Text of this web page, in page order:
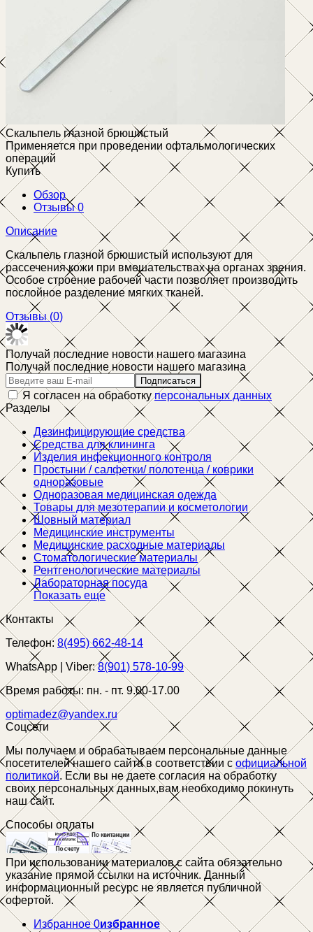
Скальпель глазной брюшистый
Применяется при проведении офтальмологических
операций
Купить
Обзор
Отзывы0
Описание
Скальпель глазной брюшистый используют для
рассечения кожи при вмешательствах на органах зрения.
Особое строение рабочей части позволяет производить
послойное разделение мягких тканей.
Отзывы (0)
Получай последние новости нашего магазина
Получай последние новости нашего магазина
Подписаться
Я согласен на обработкуперсональных данных
Разделы
Дезинфицирующие средства
Средства для клининга
Изделия инфекционного контроля
Простыни / салфетки/ полотенца / коврики
одноразовые
Одноразовая медицинская одежда
Товары для мезотерапии и косметологии
Шовный материал
Медицинские инструменты
Медицинские расходные материалы
Стоматологические материалы
Рентгенологические материалы
Лабораторная посуда
Показать еще
Контакты
Телефон: 8(495) 662-48-14
WhatsApp | Viber:8(901) 578-10-99
Время работы: пн. - пт. 9.00-17.00
optimadez@yandex.ru
Соцсети
Мы получаем и обрабатываем персональные данные
посетителей нашего сайта в соответствии с официальной
политикой. Если вы не даете согласия на обработку
своих персональных данных,вам необходимо покинуть
наш сайт.
Способы оплаты
При использовании материалов с сайта обязательно
указание прямой ссылки на источник. Данный
информационный ресурс не является публичной
офертой.
Избранное 0избранное